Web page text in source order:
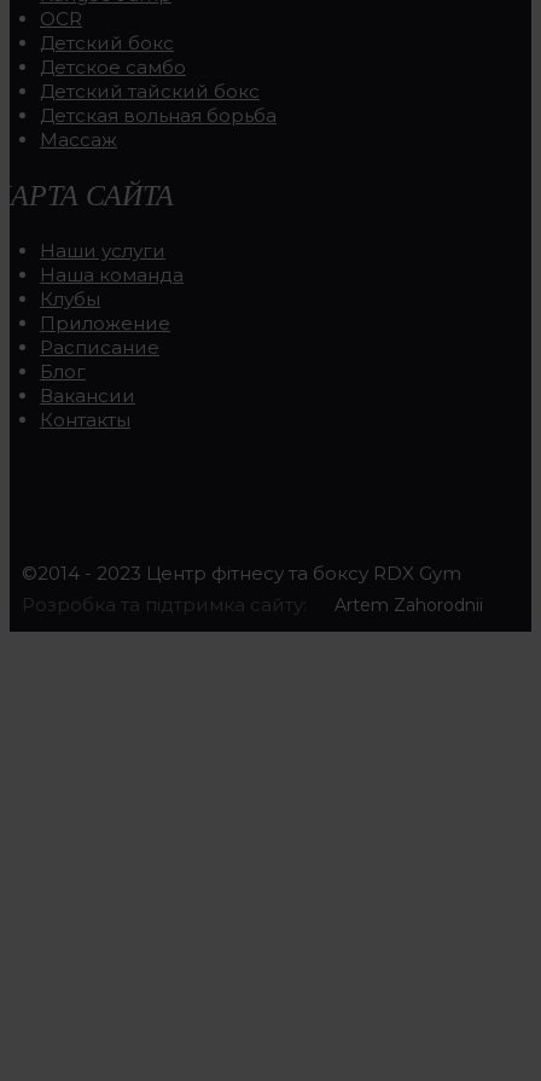
OCR
Детский бокс
Детское самбо
Детский тайский бокс
Детская вольная борьба
Массаж
САЙТА
Наши услуги
Наша команда
Клубы
Приложение
Расписание
Блог
Вакансии
Контакты
©2014 - 2023 Центр фітнесу та боксу RDX Gym
Розробка та підтримка сайту:
Artem Zahorodnii